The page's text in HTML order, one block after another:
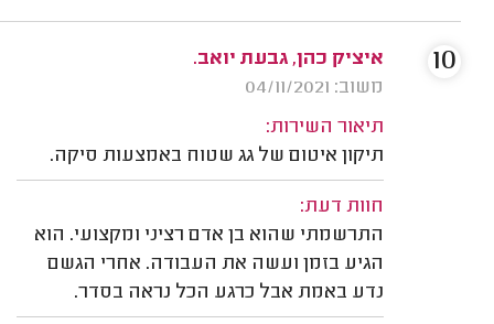
איציק כהן, גבעת יואב.
משוב: 04/11/2021
תיאור השירות:
תיקון איטום של גג שטוח באמצעות סיקה.
חוות דעת:
התרשמתי שהוא בן אדם רציני ומקצועי. הוא
הגיע בזמן ועשה את העבודה. אחרי הגשם
נדע באמת אבל כרגע הכל נראה בסדר.
10